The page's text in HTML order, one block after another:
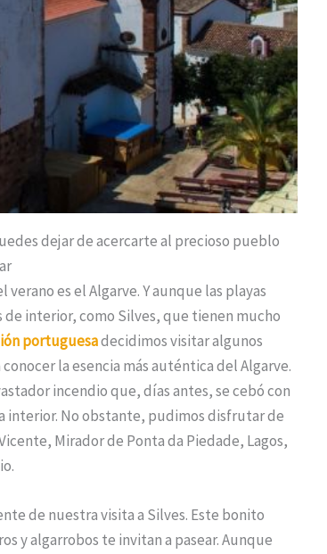
dejar de acercarte al precioso pueblo
es el Algarve. Y aunque las playas
de interior, como Silves, que tienen mucho
portuguesadecidimos visitar algunos
la esencia más auténtica del Algarve.
incendio que, días antes, se cebó con
interior. No obstante, pudimos disfrutar de
Mirador de Ponta da Piedade, Lagos,
de nuestra visita a Silves. Este bonito
y algarrobos te invitan a pasear. Aunque